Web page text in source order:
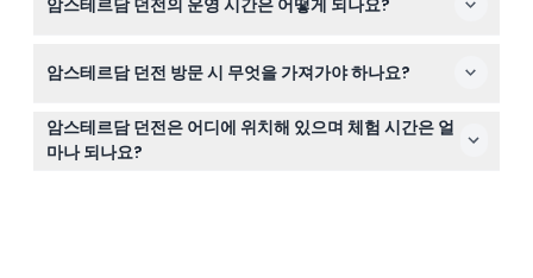
수료가 부과될 수 있습니다. 예약 관리는 이 웹사이트의 온
시까지, 토요일은 오후 7시까지, 일요일은 오전 10시 45분
꼭 확인하세요). 휴일에는 시간이 변동될 수 있습니다.
암스테르담 던전 방문 시 무엇을 가져가야 하나요?
예약 확인서와 편안한 신발을 착용하세요. 인터랙티브 체험
을 걸으며 진행하므로 편한 신발이 필요합니다. 특별한 장
비는 필요 없지만 짜릿하고 때로는 무서운 모험을 준비하세
암스테르담 던전은 어디에 위치해 있으며 체험 시간은 얼
마나 되나요?